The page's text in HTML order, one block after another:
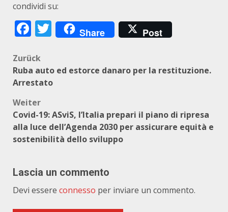
condividi su:
Facebook
Twitter
Share Post
Beitragsnavigation
Zurück
Ruba auto ed estorce danaro per la restituzione.
Arrestato
Weiter
Covid-19: ASviS, l’Italia prepari il piano di ripresa
alla luce dell’Agenda 2030 per assicurare equità e
sostenibilità dello sviluppo
Lascia un commento
Devi essere connesso per inviare un commento.